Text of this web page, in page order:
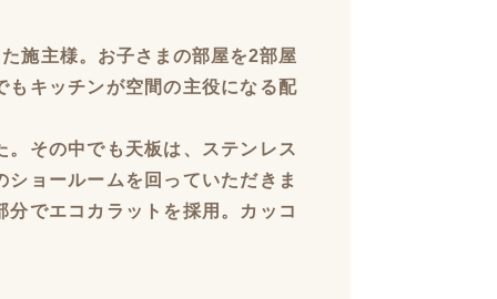
施主様。お子さまの部屋を2部屋
もキッチンが空間の主役になる配
その中でも天板は、ステンレス
ョールームを回っていただきま
でエコカラットを採用。カッコ